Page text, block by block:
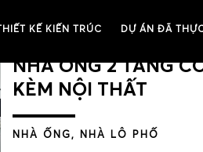
THIẾT KẾ KIẾN TRÚC DỰ ÁN ĐÃ
NHÀ ỐNG 2 TẦNG
KÈM NỘI THẤT
NHÀ ỐNG, NHÀ LÔ PHỐ